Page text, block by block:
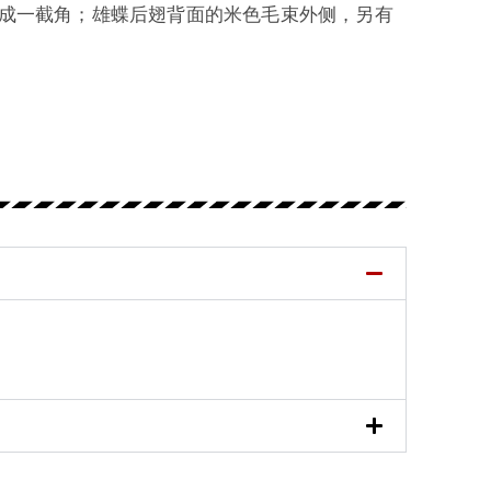
一截角；雄蝶后翅背面的米色毛束外侧，另有